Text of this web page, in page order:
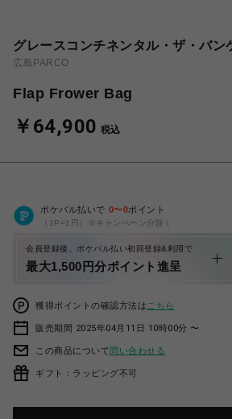
グレースコンチネンタル・ザ・バン
広島PARCO
Flap Frower Bag
￥64,900 税込
ポケパル払いで 0〜0ポイント
（1P=1円）※キャンペーン分除く
会員登録後、ポケパル払い初回登録&利用で
最大1,500円分ポイント進呈
獲得ポイントの確認方法は こちら
販売期間 2025年04月11日 10時00分 〜
この商品について問い合わせる
ギフト：ラッピング不可